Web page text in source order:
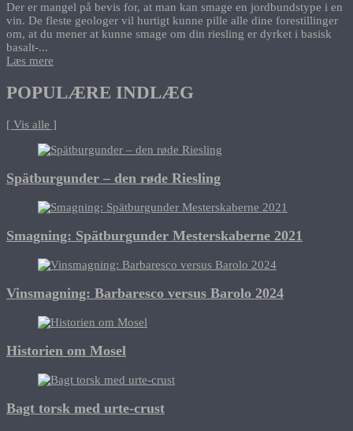
Der er mangel på bevis for, at man kan smage en jordbundstype i en
vin. De fleste geologer vil hurtigt kunne pille alle dine forestillinger
om, at du mener at kunne smage om din riesling er dyrket i basisk
basalt-...
Læs mere
POPULÆRE INDLÆG
[ Vis alle ]
Spätburgunder – den røde Riesling
Smagning: Spätburgunder Mesterskaberne 2021
Vinsmagning: Barbaresco versus Barolo 2024
Historien om Mosel
Bagt torsk med urte-crust